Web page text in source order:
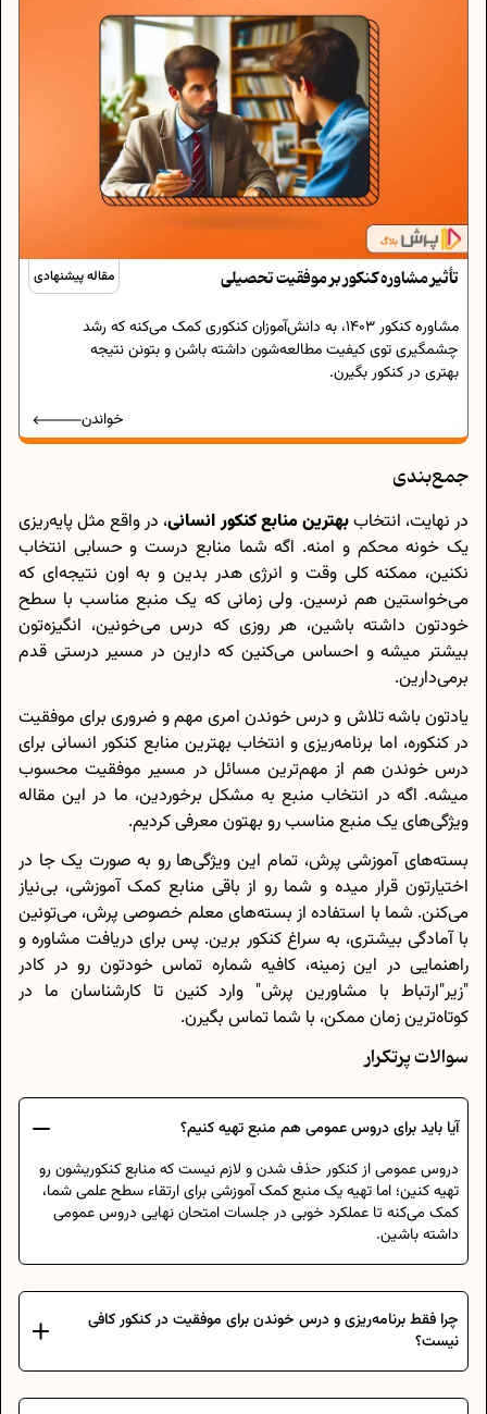
مقاله پیشنهادی تأثیر مشاوره کنکور بر موفقیت تحصیلی
مشاوره کنکور 1403، به دانش‌آموزان کنکوری کمک می‌کنه که رشد
چشمگیری توی کیفیت مطالعه‌شون داشته باشن و بتونن نتیجه
بهتری در کنکور بگیرن.
خواندن
جمع‌بندی
در نهایت، انتخاببهترین منابع کنکور انسانی، در واقع مثل پایه‌ریزی
یک خونه محکم و امنه. اگه شما منابع درست و حسابی انتخاب
نکنین، ممکنه کلی وقت و انرژی هدر بدین و به اون نتیجه‌ای که
می‌خواستین هم نرسین. ولی زمانی که یک منبع مناسب با سطح
خودتون داشته باشین، هر روزی که درس می‌خونین، انگیزه‌تون
بیشتر میشه و احساس می‌کنین که دارین در مسیر درستی قدم
برمی‌دارین.
یادتون باشه تلاش و درس خوندن امری مهم و ضروری برای موفقیت
در کنکوره، اما برنامه‌ریزی و انتخاب بهترین منابع کنکور انسانی برای
درس خوندن هم از مهم‌ترین مسائل در مسیر موفقیت محسوب
میشه. اگه در انتخاب منبع به مشکل برخوردین، ما در این مقاله
ویژگی‌های یک منبع مناسب رو بهتون معرفی کردیم.
بسته‌های آموزشی پرش، تمام این ویژگی‌ها رو به صورت یک جا در
اختیارتون قرار میده و شما رو از باقی منابع کمک آموزشی، بی‌نیاز
می‌کنن. شما با استفاده از بسته‌های معلم خصوصی پرش، می‌تونین
با آمادگی بیشتری، به سراغ کنکور برین. پس برای دریافت مشاوره و
راهنمایی در این زمینه، کافیه شماره تماس خودتون رو در کادر
"زیر"ارتباط با مشاورین پرش" وارد کنین تا کارشناسان ما در
کوتاه‌ترین زمان ممکن، با شما تماس بگیرن.
سوالات پرتکرار
آیا باید برای دروس عمومی هم منبع تهیه کنیم؟
دروس عمومی از کنکور حذف شدن و لازم نیست که منابع کنکوریشون رو
تهیه کنین؛ اما تهیه یک منبع کمک آموزشی برای ارتقاء سطح علمی شما،
کمک می‌کنه تا عملکرد خوبی در جلسات امتحان نهایی دروس عمومی
داشته باشین.
چرا فقط برنامه‌ریزی و درس خوندن برای موفقیت در کنکور کافی
نیست؟